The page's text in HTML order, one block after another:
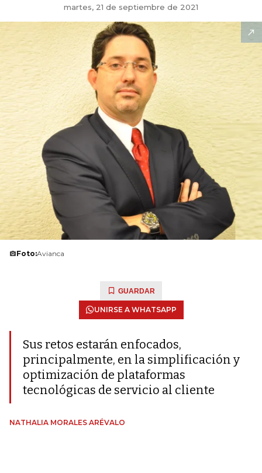
martes, 21 de septiembre de 2021
Foto:Avianca
GUARDAR
UNIRSE A WHATSAPP
Sus retos estarán enfocados,
principalmente, en la simplificación y
optimización de plataformas
tecnológicas de servicio al cliente
NATHALIA MORALES ARÉVALO